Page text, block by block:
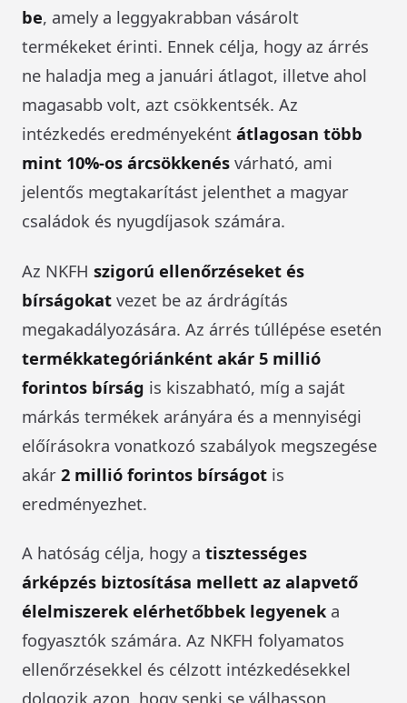
be, amely a leggyakrabban vásárolt
termékeket érinti. Ennek célja, hogy az árrés
ne haladja meg a januári átlagot, illetve ahol
magasabb volt, azt csökkentsék. Az
intézkedés eredményeként átlagosan több
mint 10%-os árcsökkenés várható, ami
jelentős megtakarítást jelenthet a magyar
családok és nyugdíjasok számára.
Az NKFH szigorú ellenőrzéseket és
bírságokat vezet be az árdrágítás
megakadályozására. Az árrés túllépése esetén
termékkategóriánként akár 5 millió
forintos bírság is kiszabható, míg a saját
márkás termékek arányára és a mennyiségi
előírásokra vonatkozó szabályok megszegése
akár 2 millió forintos bírságot is
eredményezhet.
A hatóság célja, hogy a tisztességes
árképzés biztosítása mellett az alapvető
élelmiszerek elérhetőbbek legyenek a
fogyasztók számára. Az NKFH folyamatos
ellenőrzésekkel és célzott intézkedésekkel
dolgozik azon, hogy senki se válhasson